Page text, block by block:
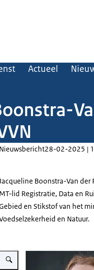
Actueel
Nieuwsbericht28-02-2025 |
Boonstra-Van
MT-lid Registratie, Data en
en Stikstof van het
en Natuur.
afbeelding Jacqueline